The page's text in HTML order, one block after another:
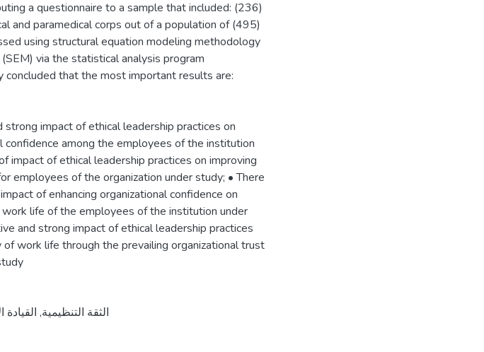
a questionnaire to a sample that included: (236)
and paramedical corps out of a population of (495)
using structural equation modeling methodology
via the statistical analysis program
concluded that the most important results are:
strong impact of ethical leadership practices on
confidence among the employees of the institution
impact of ethical leadership practices on improving
employees of the organization under study; • There
of enhancing organizational confidence on
life of the employees of the institution under
and strong impact of ethical leadership practices
work life through the prevailing organizational trust
الثقة التنظيمية, القيادة